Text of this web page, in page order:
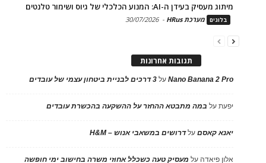
מיתוג מעסיק בעידן ה-AI: המנוע הכלכלי של גיוס ושימור טלנטים
בלוגים מערכת HRus -
30/07/2026
תגובות אחרונות
Nano Banana 2 Proעל 3 דרכים לבניית ביטחון עצמי של עובדים
יפעתעל במה מתבטא ההחזר על ההשקעה בהכשרת עובדים
יאנא קאסםעלדרושים במשאבי אנוש – H&M
אלון פיאדה על מעסיק טעה כשכלל אחוזי משרה בחישוב ימי חופשה